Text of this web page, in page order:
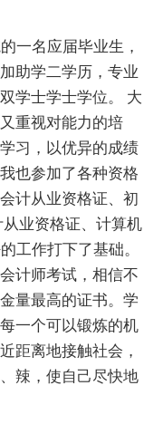
一名应届毕业生，
助学二学历，专业
学士学士学位。 大
重视对能力的培
习，以优异的成绩
也参加了各种资格
计从业资格证、初
业资格证、计算机
工作打下了基础。
计师考试，相信不
量最高的证书。学
一个可以锻炼的机
距离地接触社会，
辣，使自己尽快地